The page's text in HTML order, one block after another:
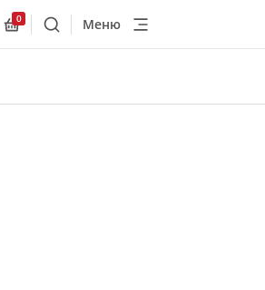
Allnex.GeneralResources.Cart
0
ПоискМеню